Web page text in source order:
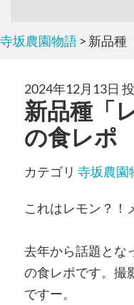
寺坂農園物語 > 新品種
2024年12月13日
新品種「
の食レポ
カテゴリ 寺坂農園
これはレモン？！
去年から話題とな
の食レポです。撮
ですー。